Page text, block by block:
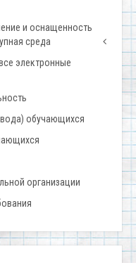
и оснащенность
среда
электронные
обучающихся
организации